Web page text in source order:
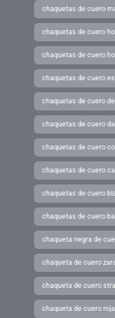
chaquetas de cuero
chaquetas de cuero
chaquetas de cuero
chaquetas de cuero
chaquetas de cuero
chaquetas de cuero
chaquetas de cuero
chaquetas de cuero
chaquetas de cuero
chaquetas de cuero
chaqueta negra de
chaqueta de cuero
chaqueta de cuero
chaqueta de cuero roja